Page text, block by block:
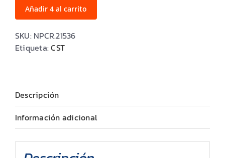
ATS
100T
TL
M+S
Añadir 4 al carrito
SKU: NPCR.21536
Etiqueta:CST
Descripción
Información adicional